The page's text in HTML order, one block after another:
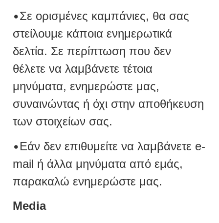
•Σε ορισμένες καμπάνιες, θα σας
στείλουμε κάποια ενημερωτικά
δελτία. Σε περίπτωση που δεν
θέλετε να λαμβάνετε τέτοια
μηνύματα, ενημερώστε μας,
συναινώντας ή όχι στην αποθήκευση
των στοιχείων σας.
•Εάν δεν επιθυμείτε να λαμβάνετε e-
mail ή άλλα μηνύματα από εμάς,
παρακαλώ ενημερώστε μας.
Media